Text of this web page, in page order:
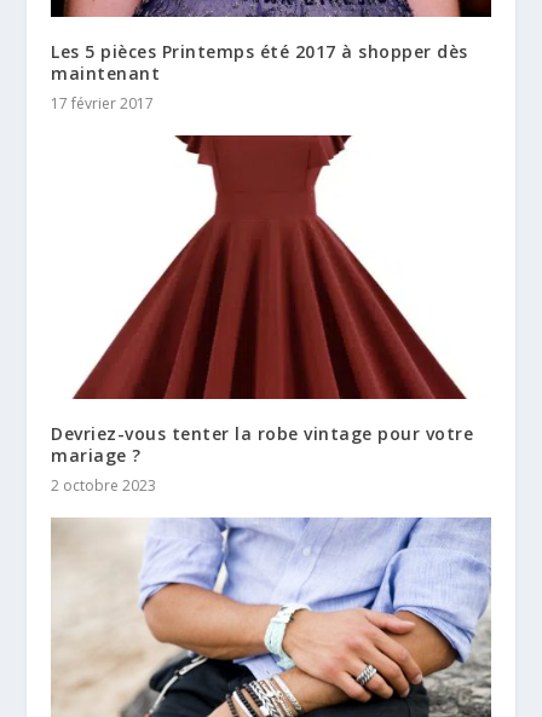
Les 5 pièces Printemps été 2017 à shopper dès
maintenant
17 février 2017
Devriez-vous tenter la robe vintage pour votre
mariage ?
2 octobre 2023